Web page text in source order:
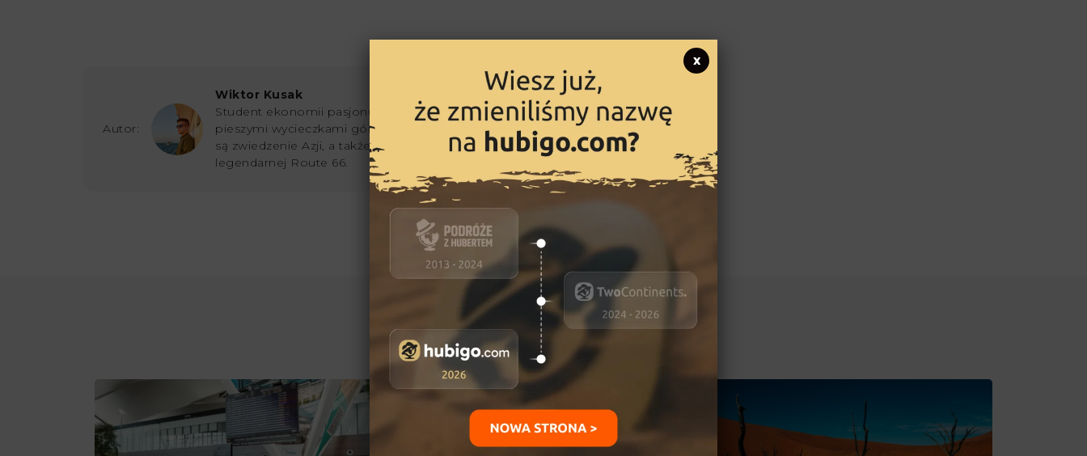
Autor:
Wiktor Kusak
Student ekonomii pasjonujący się podróżami i
pieszymi wycieczkami górskimi. Jego marzeniami
są zwiedzenie Azji, a także przejechanie
legendarnej Route 66.
Ostatnio dodane
x